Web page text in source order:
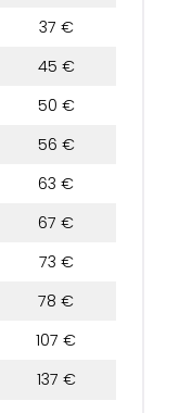
37 €
45 €
50 €
56 €
63 €
67 €
73 €
78 €
107 €
137 €